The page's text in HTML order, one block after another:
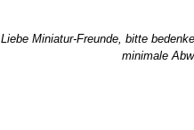
Liebe Miniatur-Freunde, bitte
minimale